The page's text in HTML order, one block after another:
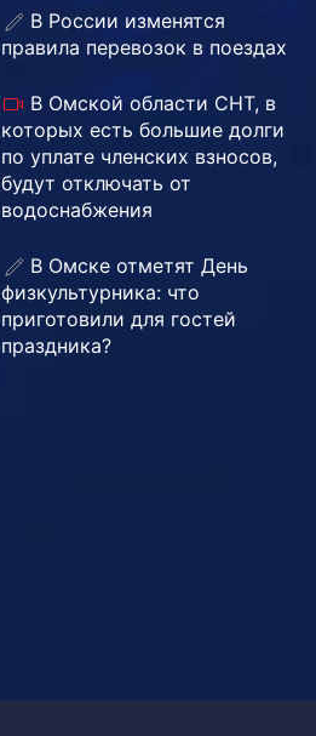
В России изменятся
правила перевозок в поездах
В Омской области СНТ, в
которых есть большие долги
по уплате членских взносов,
будут отключать от
водоснабжения
В Омске отметят День
физкультурника: что
приготовили для гостей
праздника?